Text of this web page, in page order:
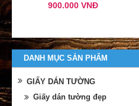
900.000 VNĐ
DANH MỤC SẢN PHẨM
GIẤY DÁN TƯỜNG
Giấy dán tường đẹp